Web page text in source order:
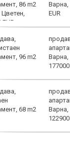
Варна,
EUR